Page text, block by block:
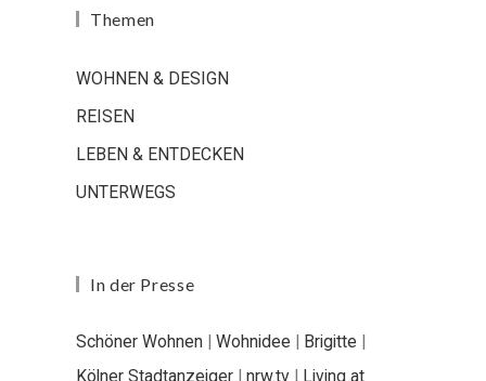
Themen
WOHNEN & DESIGN
REISEN
LEBEN & ENTDECKEN
UNTERWEGS
In der Presse
Schöner Wohnen | Wohnidee | Brigitte |
Kölner Stadtanzeiger | nrw.tv | Living at